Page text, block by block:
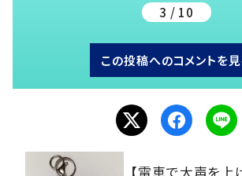
3 / 10
この投稿へのコメントを
【電車で大声を上